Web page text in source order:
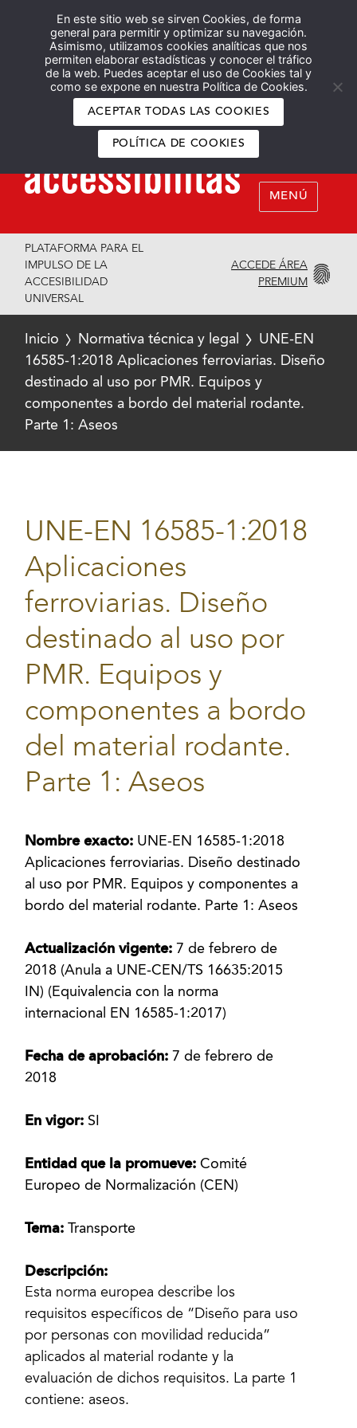
En este sitio web se sirven Cookies, de forma
general para permitir y optimizar su navegación.
Asimismo, utilizamos cookies analíticas que nos
permiten elaborar estadísticas y conocer el tráfico
de la web. Puedes aceptar el uso de Cookies tal y
como se expone en nuestra Política de Cookies.
ACEPTAR TODAS LAS COOKIES
POLÍTICA DE COOKIES
Español English
MENÚ
PLATAFORMA PARA EL
IMPULSO DE LA
ACCESIBILIDAD
UNIVERSAL
ACCEDE ÁREA
PREMIUM
Inicio Normativa técnica y legal
UNE-EN
16585-1:2018 Aplicaciones ferroviarias. Diseño
destinado al uso por PMR. Equipos y
componentes a bordo del material rodante.
Parte 1: Aseos
UNE-EN 16585-1:2018
Aplicaciones
ferroviarias. Diseño
destinado al uso por
PMR. Equipos y
componentes a bordo
del material rodante.
Parte 1: Aseos
Nombre exacto: UNE-EN 16585-1:2018
Aplicaciones ferroviarias. Diseño destinado
al uso por PMR. Equipos y componentes a
bordo del material rodante. Parte 1: Aseos
Actualización vigente: 7 de febrero de
2018 (Anula a UNE-CEN/TS 16635:2015
IN) (Equivalencia con la norma
internacional EN 16585-1:2017)
Fecha de aprobación: 7 de febrero de
2018
En vigor: SI
Entidad que la promueve:Comité
Europeo de Normalización (CEN)
Tema:Transporte
Descripción:
Esta norma europea describe los
requisitos específicos de “Diseño para uso
por personas con movilidad reducida”
aplicados al material rodante y la
evaluación de dichos requisitos. La parte 1
contiene: aseos.